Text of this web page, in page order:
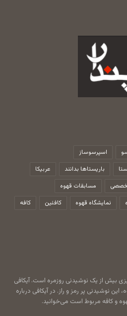
اسپرسوساز
باریستاها بدانند
عربیکا
مسابقات قهوه
نمایشگاه قهوه کافئین
کافه
بیش از یک نوشیدنی روزمره است. آیکافی
نوشیدنی پر رمز و راز. در آیکافی درباره
و کافه مربوط است می‌خوانید.